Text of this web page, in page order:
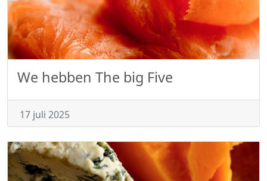
We hebben The big Five
17 juli 2025